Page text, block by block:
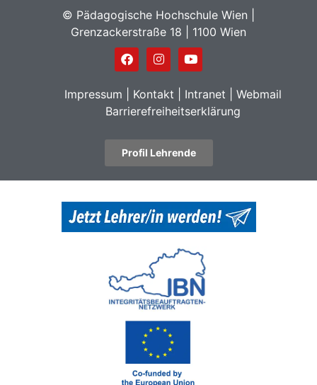
© Pädagogische Hochschule Wien |
Grenzackerstraße 18 | 1100 Wien
Impressum Kontakt Intranet
Webmail
Barrierefreiheitserklärung
Profil Lehrende